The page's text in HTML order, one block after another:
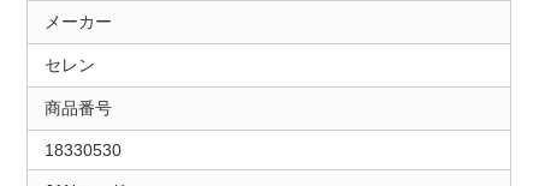
メーカー
セレン
商品番号
18330530